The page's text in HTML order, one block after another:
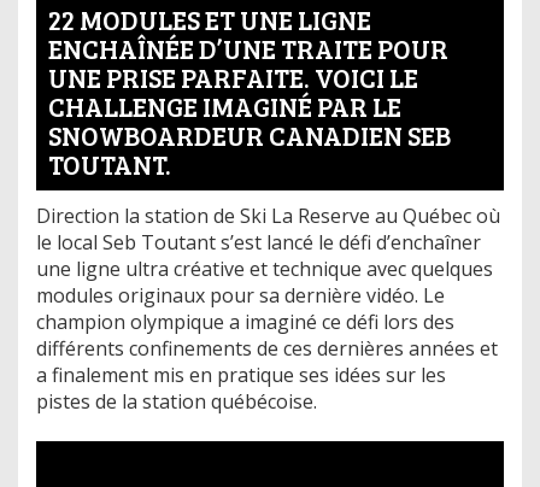
22 MODULES ET UNE LIGNE
ENCHAÎNÉE D’UNE TRAITE POUR
UNE PRISE PARFAITE. VOICI LE
CHALLENGE IMAGINÉ PAR LE
SNOWBOARDEUR CANADIEN SEB
TOUTANT.
Direction la station de Ski La Reserve au Québec où
le local Seb Toutant s’est lancé le défi d’enchaîner
une ligne ultra créative et technique avec quelques
modules originaux pour sa dernière vidéo. Le
champion olympique a imaginé ce défi lors des
différents confinements de ces dernières années et
a finalement mis en pratique ses idées sur les
pistes de la station québécoise.